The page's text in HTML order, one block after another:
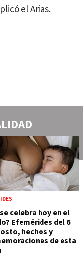
el Arias.
se celebra hoy en el
Efemérides del 6
hechos y
de esta